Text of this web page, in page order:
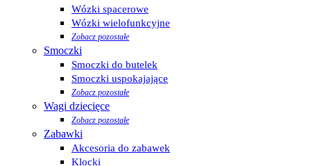
Wózki spacerowe
Wózki wielofunkcyjne
Zobacz pozostałe
Smoczki
Smoczki do butelek
Smoczki uspokajające
Zobacz pozostałe
Wagi dziecięce
Zobacz pozostałe
Zabawki
Akcesoria do zabawek
Klocki